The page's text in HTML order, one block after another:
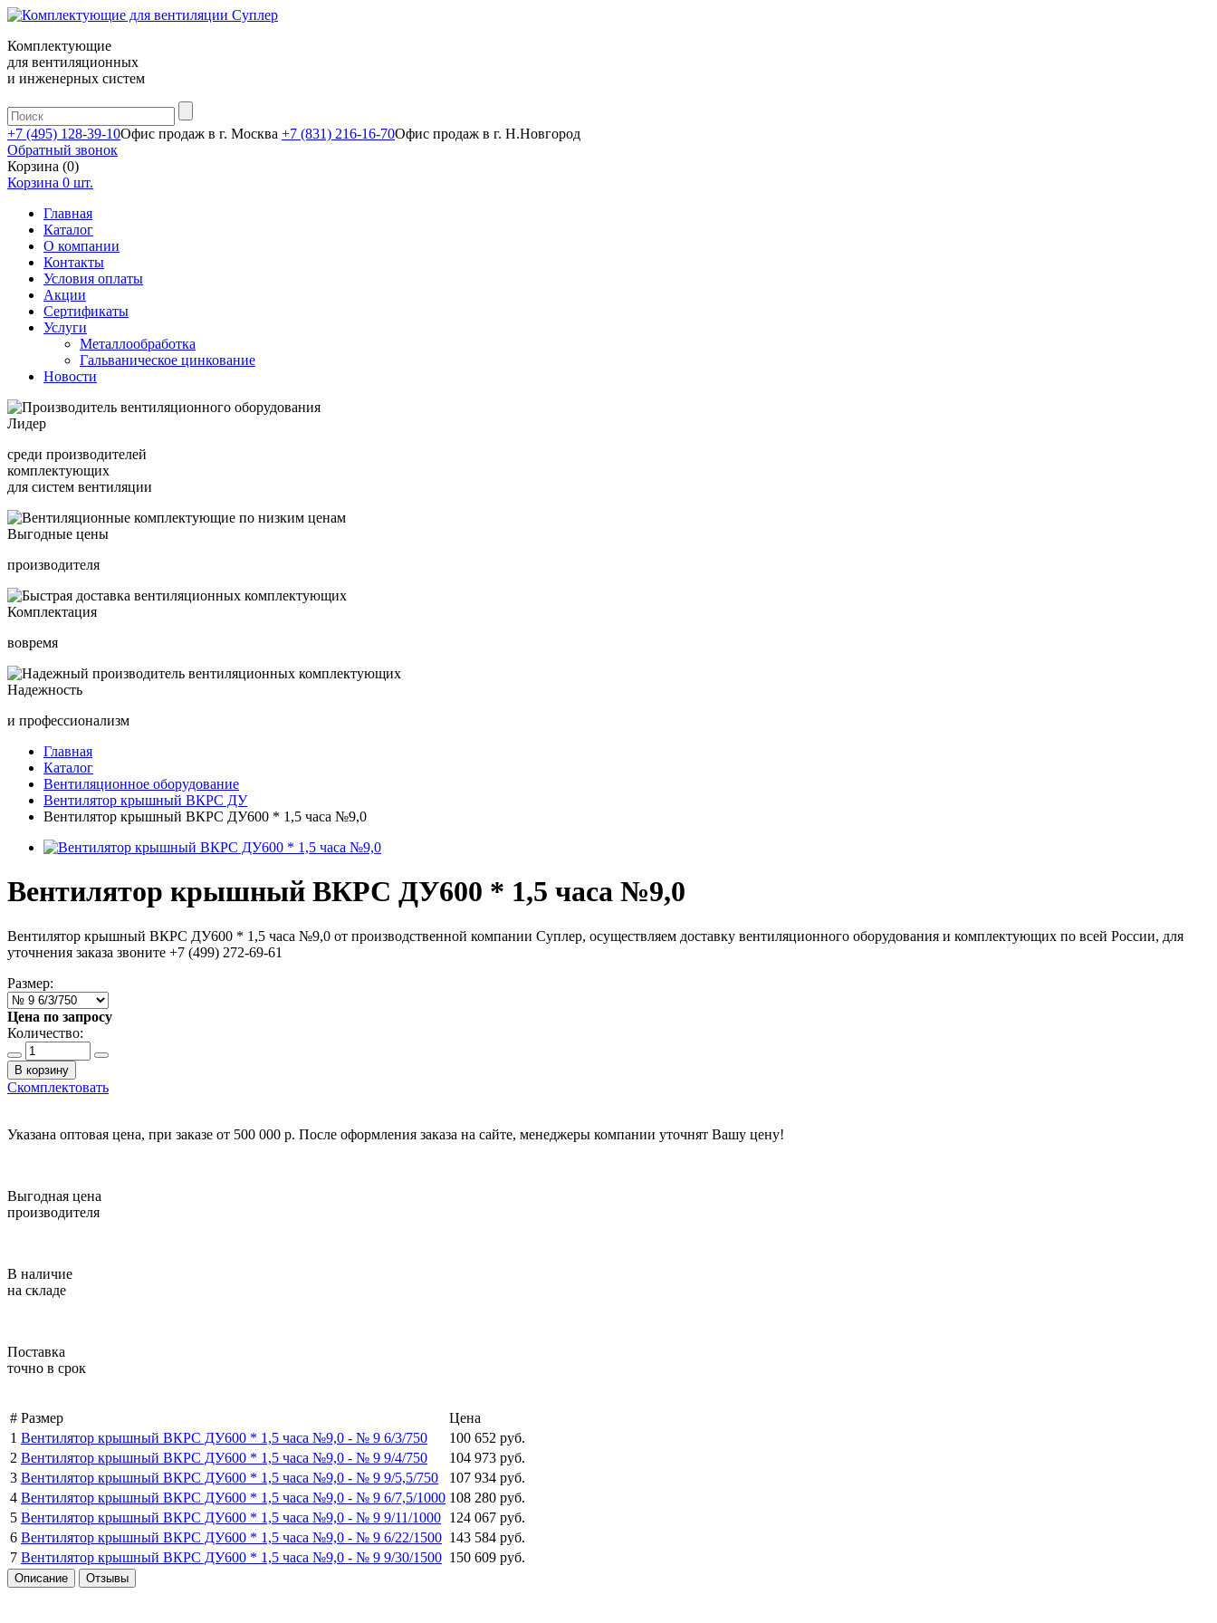
Комплектующие
для вентиляционных
и инженерных систем
+7 (495) 128-39-10Офис продаж в г. Москва +7 (831) 216-16-70Офис продаж в г. Н.Новгород
Обратный звонок
Корзина (0)
Корзина 0 шт.
Главная
Каталог
О компании
Контакты
Условия оплаты
Акции
Сертификаты
Услуги
Металлообработка
Гальваническое цинкование
Новости
Лидер
среди производителей
комплектующих
для систем вентиляции
Выгодные цены
производителя
Комплектация
вовремя
Надежность
и профессионализм
Главная
Каталог
Вентиляционное оборудование
Вентилятор крышный ВКРС ДУ
Вентилятор крышный ВКРС ДУ600 * 1,5 часа №9,0
Вентилятор крышный ВКРС ДУ600 * 1,5 часа №9,0
Вентилятор крышный ВКРС ДУ600 * 1,5 часа №9,0 от производственной компании Суплер, осуществляем доставку вентиляционного оборудования и комплектующих по всей России, для
уточнения заказа звоните +7 (499) 272-69-61
Размер:
Цена по запросу
Количество:
В корзину
Скомплектовать
Указана оптовая цена, при заказе от 500 000 р. После оформления заказа на сайте, менеджеры компании уточнят Вашу цену!
Выгодная цена
производителя
В наличие
на складе
Поставка
точно в срок
# Размер
Цена
1 Вентилятор крышный ВКРС ДУ600 * 1,5 часа №9,0 - № 9 6/3/750
100 652 руб.
2 Вентилятор крышный ВКРС ДУ600 * 1,5 часа №9,0 - № 9 9/4/750
104 973 руб.
3 Вентилятор крышный ВКРС ДУ600 * 1,5 часа №9,0 - № 9 9/5,5/750
107 934 руб.
4 Вентилятор крышный ВКРС ДУ600 * 1,5 часа №9,0 - № 9 6/7,5/1000 108 280 руб.
5 Вентилятор крышный ВКРС ДУ600 * 1,5 часа №9,0 - № 9 9/11/1000 124 067 руб.
6 Вентилятор крышный ВКРС ДУ600 * 1,5 часа №9,0 - № 9 6/22/1500 143 584 руб.
7 Вентилятор крышный ВКРС ДУ600 * 1,5 часа №9,0 - № 9 9/30/1500 150 609 руб.
Описание Отзывы